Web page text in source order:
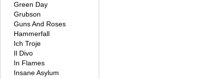
Green Day
Grubson
Guns And Roses
Hammerfall
Ich Troje
Il Divo
In Flames
Insane Asylum